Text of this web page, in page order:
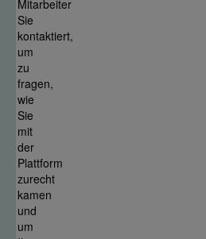
Mitarbeiter
Sie
kontaktiert,
um
zu
fragen,
wie
Sie
mit
der
Plattform
zurecht
kamen
und
um